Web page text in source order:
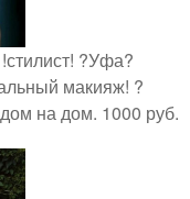
?Уфа?
макияж! ?
на дом. 1000 руб.